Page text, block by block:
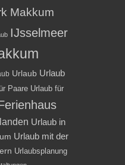
Makkum
IJsselmeer
Urlaub Urlaub
Paare Urlaub für
Urlaub in
Urlaub mit der
Urlaubsplanung